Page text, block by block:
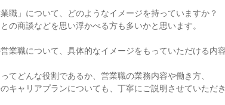
職」について、どのようなイメージを持っていますか？
の商談などを思い浮かべる方も多いかと思います。
業職について、具体的なイメージをもっていただける内
てどんな役割であるか、営業職の業務内容や働き方、
キャリアプランについても、丁寧にご説明させていただき